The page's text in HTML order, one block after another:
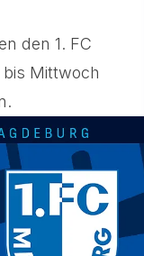
den 1. FC
Mittwoch